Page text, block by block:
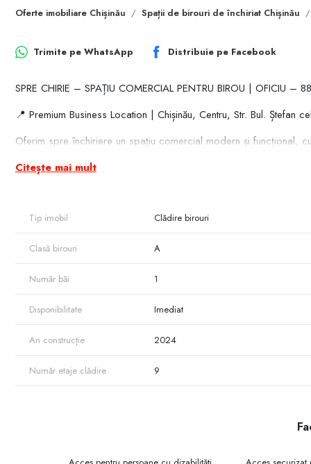
Oferte imobiliare Chișinău Spații de birouri de închiriat Chișinău
Trimite pe WhatsApp Distribuie pe Facebook
SPRE CHIRIE – SPAȚIU COMERCIAL PENTRU BIROU | OFICIU –
📍 Premium Business Location | Chișinău, Centru, Str. Bul. Ștefan
Oferim spre închiriere un spațiu comercial modern și funcțional,
Beneficii cheie:
• Amplasare ultracentrală, în zona cu cel mai mare trafic pietonal
• Acces facil la transport public, restaurante, bănci și instituții
• Spațiu luminos, compartimentat eficient, pregătit pentru activitate
• Mediu business modern, cu facilități adaptate nevoilor
Potrivit pentru:
• Companii internaționale
• ONG-uri
• Consulate și ambasade
Citește mai mult
Tip imobil Clădire birouri
Clasă birouri A
Număr băi 1
Disponibilitate Imediat
An construcție 2024
Număr etaje clădire 9